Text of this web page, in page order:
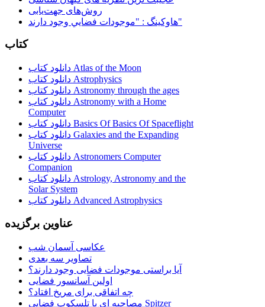
روش‌های جهت‌یابی
هاوكينگ : "موجودات فضايي وجود دارند"
کتاب
دانلود کتاب Atlas of the Moon
دانلود کتاب Astrophysics
دانلود کتاب Astronomy through the ages
دانلود کتاب Astronomy with a Home
Computer
دانلود کتاب Basics Of Basics Of Spaceflight
دانلود کتاب Galaxies and the Expanding
Universe
دانلود کتاب Astronomers Computer
Companion
دانلود کتاب Astrology, Astronomy and the
Solar System
دانلود کتاب Advanced Astrophysics
عناوین برگزیده
عکاسی آسمان شب
تصاویر سه بعدی
آیا براستی موجودات فضایی وجود دارند؟
اولین آسانسور فضایی
چه اتفاقی برای مریخ افتاد؟
مصاحبه ای با تلسکوپ فضایی Spitzer